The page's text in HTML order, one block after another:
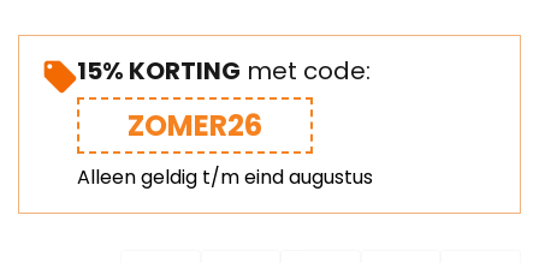
15% KORTING met code:
ZOMER26
Alleen geldig t/m eind augustus